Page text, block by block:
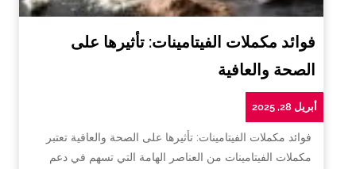
فوائد مكملات الفيتامينات: تأثيرها على
الصحة والعافية
أبريل 28, 2025
فوائد مكملات الفيتامينات: تأثيرها على الصحة والعافية تعتبر
مكملات الفيتامينات من العناصر الهامة التي تسهم في دعم